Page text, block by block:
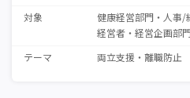
対象
健康経営部門
人事/
経営者・経営企画部門
テーマ
両立支援 離職防止